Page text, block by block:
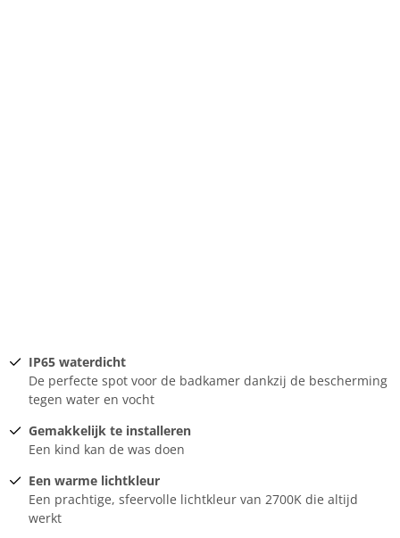
IP65 waterdicht
De perfecte spot voor de badkamer dankzij de bescherming
tegen water en vocht
Gemakkelijk te installeren
Een kind kan de was doen
Een warme lichtkleur
Een prachtige, sfeervolle lichtkleur van 2700K die altijd
werkt